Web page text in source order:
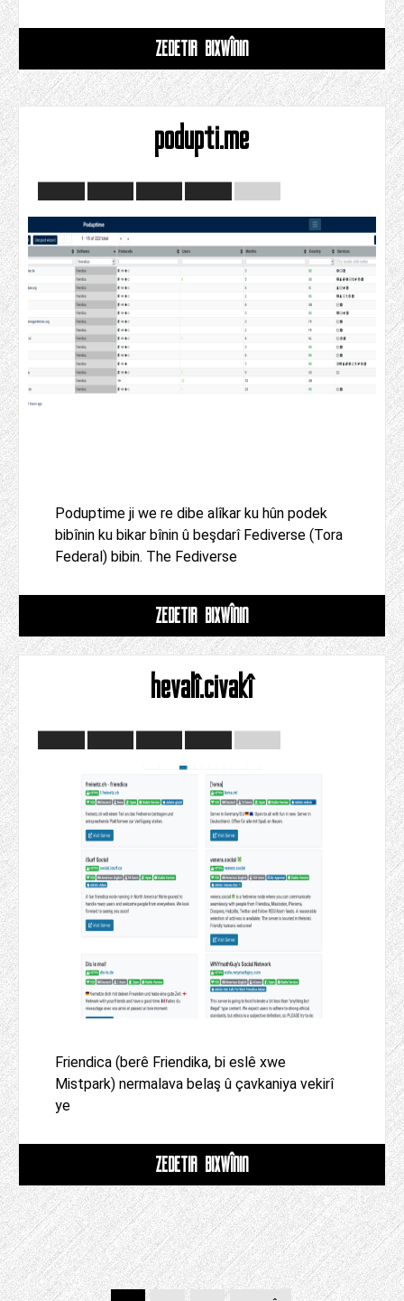
ZÊDETIR BIXWÎNIN
podupti.me
Poduptime ji we re dibe alîkar ku hûn podek
bibînin ku bikar bînin û beşdarî Fediverse (Tora
Federal) bibin. The Fediverse
ZÊDETIR BIXWÎNIN
hevalî.civakî
Friendica (berê Friendika, bi eslê xwe
Mistpark) nermalava belaş û çavkaniya vekirî
ye
ZÊDETIR BIXWÎNIN